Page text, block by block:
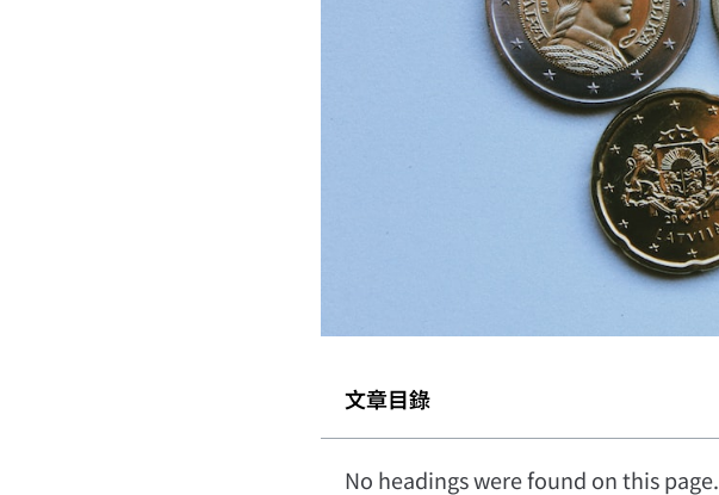
文章目錄
No headings were found on this page.